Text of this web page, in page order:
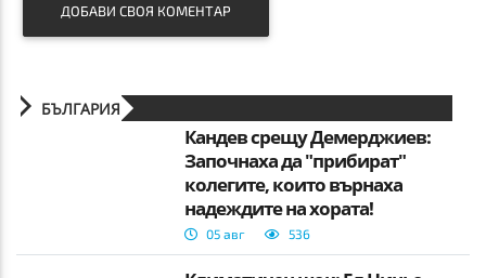
ДОБАВИ СВОЯ КОМЕНТАР
БЪЛГАРИЯ
Кандев срещу Демерджиев:
Започнаха да "прибират"
колегите, които върнаха
надеждите на хората!
05 авг 536